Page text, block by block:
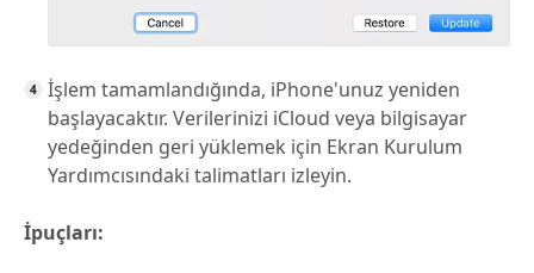
İşlem tamamlandığında, iPhone'unuz yeniden
başlayacaktır. Verilerinizi iCloud veya bilgisayar
yedeğinden geri yüklemek için Ekran Kurulum
Yardımcısındaki talimatları izleyin.
İpuçları: